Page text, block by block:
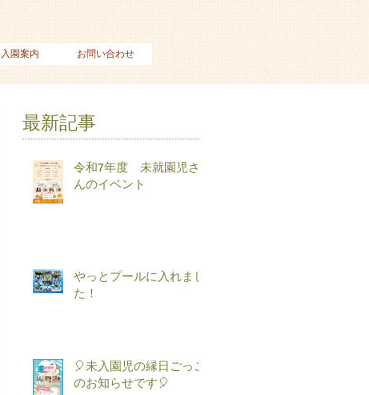
入園案内 お問い合わせ
最新記事
令和7年度 未就園児さ
んのイベント
やっとプールに入れまし
た！
🎈未入園児の縁日ごっこ
のお知らせです🎈